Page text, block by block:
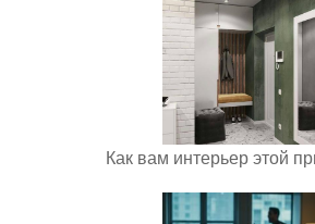
Как вам интерьер этой